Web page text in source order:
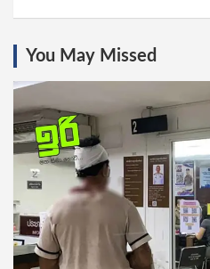
You May Missed